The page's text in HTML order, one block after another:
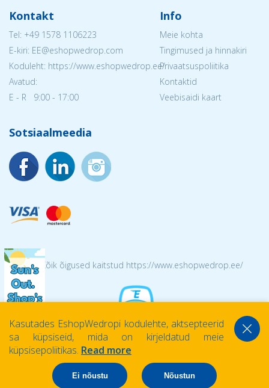
Kontakt
Tel: +49 1578 1106223
E-kiri: EE@eshopwedrop.com
Koduleht: https://www.eshopwedrop.ee/
Avatud:
E - R 9:00 - 17:00
Info
Meie kohta
Tingimused ja hinnakiri
Privaatsuspoliitika
Kontaktid
Veebisaidi kaart
Sotsiaalmeedia
© 2026 Kõik õigused kaitstud https://www.eshopwedrop.ee/
Kasutades EshopWedropi kodulehte, aktsepteerid
sa küpsiseid, mida on kirjeldatud meie
küpsisepoliitikas. Read more
Ei nõustu Nõustun